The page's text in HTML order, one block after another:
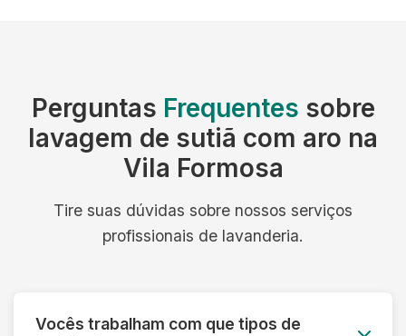
Perguntas Frequentes sobre
lavagem de sutiã com aro na
Vila Formosa
Tire suas dúvidas sobre nossos serviços
profissionais de lavanderia.
Vocês trabalham com que tipos de